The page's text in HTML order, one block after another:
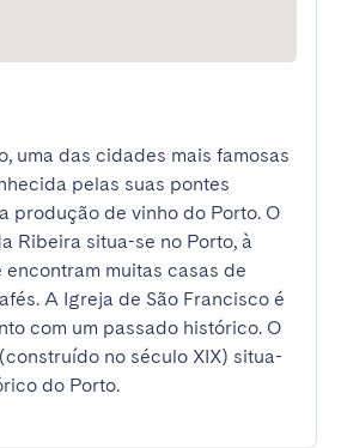
uma das cidades mais famosas
pelas suas pontes
produção de vinho do Porto. O
Ribeira situa-se no Porto, à
encontram muitas casas de
A Igreja de São Francisco é
com um passado histórico. O
no século XIX) situa-
do Porto.